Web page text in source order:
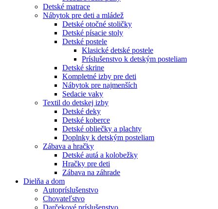
Detské matrace
Nábytok pre deti a mládež
Detské otočné stoličky
Detské písacie stoly
Detské postele
Klasické detské postele
Príslušenstvo k detským posteliam
Detské skrine
Kompletné izby pre deti
Nábytok pre najmenších
Sedacie vaky
Textil do detskej izby
Detské deky
Detské koberce
Detské obliečky a plachty
Doplnky k detským posteliam
Zábava a hračky
Detské autá a kolobežky
Hračky pre deti
Zábava na záhrade
Dielňa a dom
Autopríslušenstvo
Chovateľstvo
Darčekové príslušenstvo